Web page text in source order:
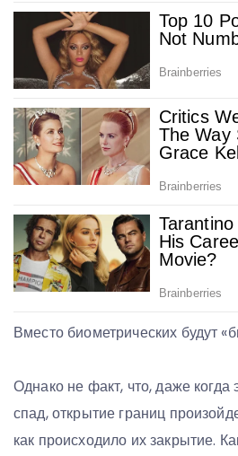
Вместо биометрических будут
Однако не факт, что, даже
спад, открытие границ
как происходило их закрытие.